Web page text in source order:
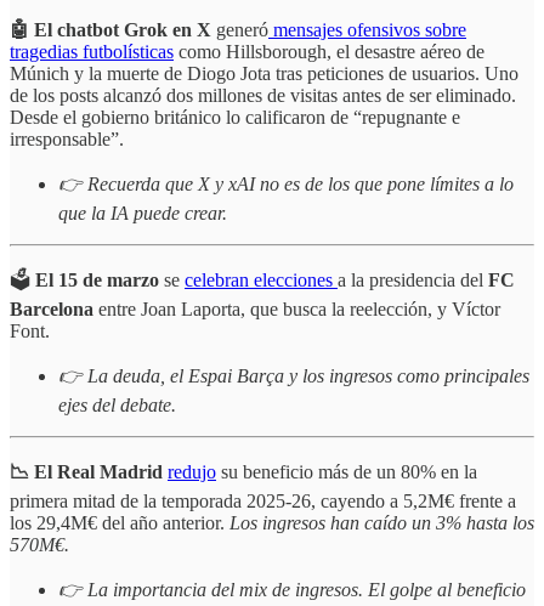
🤖 El chatbot Grok en X generó mensajes ofensivos sobre
tragedias futbolísticas como Hillsborough, el desastre aéreo de
Múnich y la muerte de Diogo Jota tras peticiones de usuarios. Uno
de los posts alcanzó dos millones de visitas antes de ser eliminado.
Desde el gobierno británico lo calificaron de “repugnante e
irresponsable”.
👉 Recuerda que X y xAI no es de los que pone límites a lo
que la IA puede crear.
🗳️ El 15 de marzo se celebran elecciones a la presidencia del FC
Barcelona entre Joan Laporta, que busca la reelección, y Víctor
Font.
👉 La deuda, el Espai Barça y los ingresos como principales
ejes del debate.
📉 El Real Madrid redujo su beneficio más de un 80% en la
primera mitad de la temporada 2025-26, cayendo a 5,2M€ frente a
los 29,4M€ del año anterior. Los ingresos han caído un 3% hasta los
570M€.
👉 La importancia del mix de ingresos. El golpe al beneficio